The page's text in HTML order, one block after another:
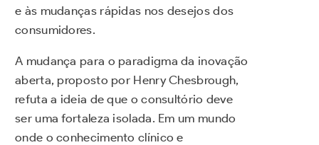
e às mudanças rápidas nos desejos dos
consumidores.
A mudança para o paradigma da inovação
aberta, proposto por Henry Chesbrough,
refuta a ideia de que o consultório deve
ser uma fortaleza isolada. Em um mundo
onde o conhecimento clínico e